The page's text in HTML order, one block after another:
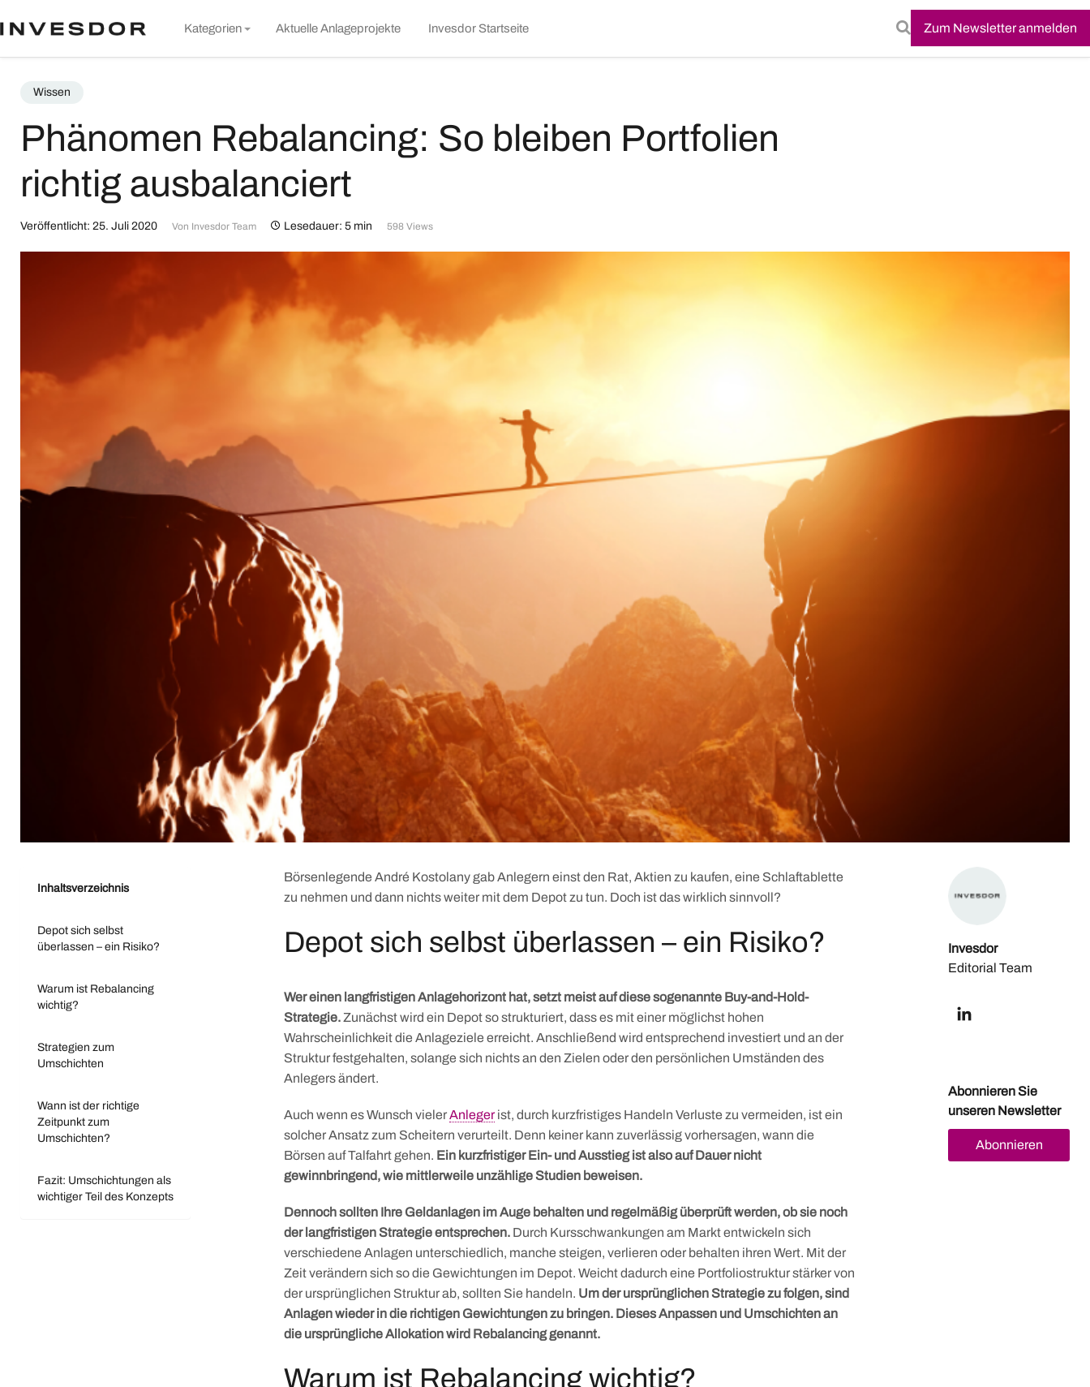
Zum Newsletter anmelden
to
Kategorien
Wissen
Nachhaltigkeit
Aktuelle Anlageprojekte Invesdor Startseite
Wissen
Phänomen Rebalancing: So bleiben Portfolien
richtig ausbalanciert
Veröffentlicht: 25. Juli 2020 Von Invesdor Team Lesedauer: 5 min 598 Views
Inhaltsverzeichnis
Depot sich selbst
überlassen – ein Risiko?
Warum ist Rebalancing
wichtig?
Strategien zum
Umschichten
Wann ist der richtige
Zeitpunkt zum
Umschichten?
Fazit: Umschichtungen als
wichtiger Teil des Konzepts
Börsenlegende André Kostolany gab Anlegern einst den Rat, Aktien zu kaufen, eine Schlaftablette
zu nehmen und dann nichts weiter mit dem Depot zu tun. Doch ist das wirklich sinnvoll?
Depot sich selbst überlassen – ein Risiko?
Wer einen langfristigen Anlagehorizont hat, setzt meist auf diese sogenannte Buy-and-Hold-
Strategie. Zunächst wird ein Depot so strukturiert, dass es mit einer möglichst hohen
Wahrscheinlichkeit die Anlageziele erreicht. Anschließend wird entsprechend investiert und an der
Struktur festgehalten, solange sich nichts an den Zielen oder den persönlichen Umständen des
Anlegers ändert.
Auch wenn es Wunsch vielerAnlegerist, durch kurzfristiges Handeln Verluste zu vermeiden, ist ein
solcher Ansatz zum Scheitern verurteilt. Denn keiner kann zuverlässig vorhersagen, wann die
Börsen auf Talfahrt gehen. Ein kurzfristiger Ein- und Ausstieg ist also auf Dauer nicht
gewinnbringend, wie mittlerweile unzählige Studien beweisen.
Dennoch sollten Ihre Geldanlagen im Auge behalten und regelmäßig überprüft werden, ob sie noch
der langfristigen Strategie entsprechen. Durch Kursschwankungen am Markt entwickeln sich
verschiedene Anlagen unterschiedlich, manche steigen, verlieren oder behalten ihren Wert. Mit der
Zeit verändern sich so die Gewichtungen im Depot. Weicht dadurch eine Portfoliostruktur stärker von
der ursprünglichen Struktur ab, sollten Sie handeln. Um der ursprünglichen Strategie zu folgen, sind
Anlagen wieder in die richtigen Gewichtungen zu bringen. Dieses Anpassen und Umschichten an
die ursprüngliche Allokation wird Rebalancing genannt.
Warum ist Rebalancing wichtig?
Invesdor
Editorial Team
Abonnieren Sie
unseren Newsletter
Abonnieren